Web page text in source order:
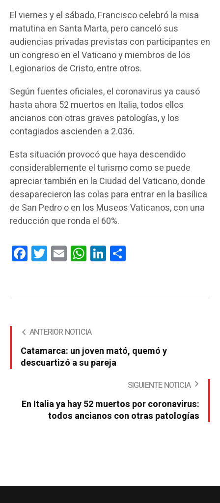
El viernes y el sábado, Francisco celebró la misa
matutina en Santa Marta, pero canceló sus
audiencias privadas previstas con participantes en
un congreso en el Vaticano y miembros de los
Legionarios de Cristo, entre otros.
Según fuentes oficiales, el coronavirus ya causó
hasta ahora 52 muertos en Italia, todos ellos
ancianos con otras graves patologías, y los
contagiados ascienden a 2.036.
Esta situación provocó que haya descendido
considerablemente el turismo como se puede
apreciar también en la Ciudad del Vaticano, donde
desaparecieron las colas para entrar en la basílica
de San Pedro o en los Museos Vaticanos, con una
reducción que ronda el 60%.
FacebookTwitterEmail WhatsAppLinkedIn
ANTERIOR NOTICIA
Catamarca: un joven mató, quemó y
descuartizó a su pareja
SIGUIENTE NOTICIA
En Italia ya hay 52 muertos por coronavirus:
todos ancianos con otras patologías